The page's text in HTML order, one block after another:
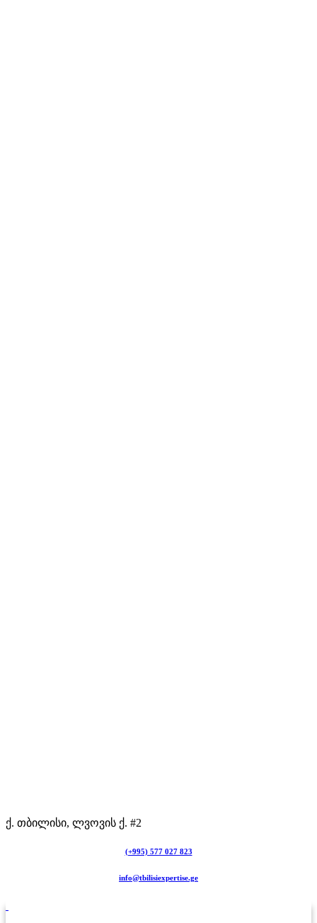
ქ. თბილისი, ლვოვის ქ. #2
(+995) 577 027 823
info@tbilisiexpertise.ge